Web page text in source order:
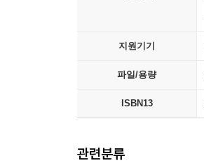
지원기기
파일/용량
ISBN13
관련분류